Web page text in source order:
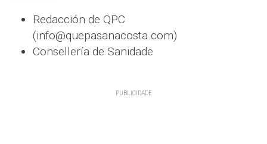
Redacción de QPC
(info@quepasanacosta.com)
Consellería de Sanidade